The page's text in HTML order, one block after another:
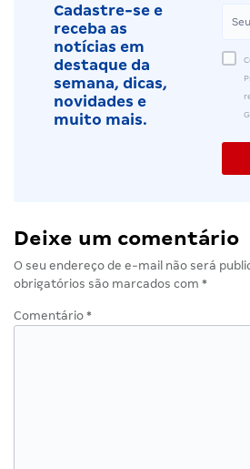
Cadastre-se e
receba as
notícias em
destaque da
semana, dicas,
novidades e
muito mais.
Deixe um comentário
O seu endereço de e-mail não será
obrigatórios são marcados com *
Comentário *